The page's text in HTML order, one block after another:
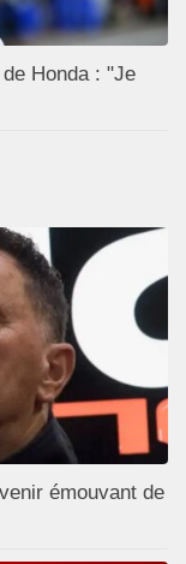
Honda : "Je
émouvant de